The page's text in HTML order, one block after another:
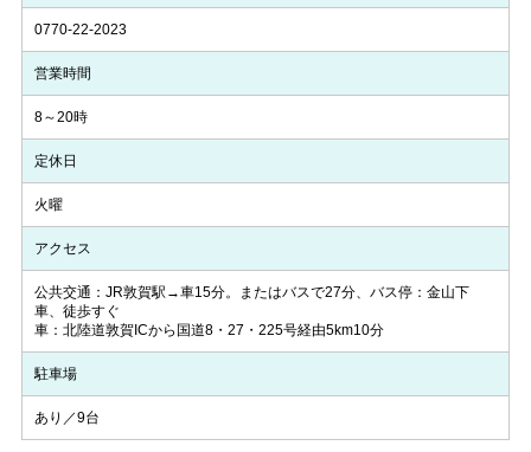
0770-22-2023
営業時間
8～20時
定休日
火曜
アクセス
公共交通：JR敦賀駅→車15分。またはバスで27分、バス停：金山下
車、徒歩すぐ
車：北陸道敦賀ICから国道8・27・225号経由5km10分
駐車場
あり／9台